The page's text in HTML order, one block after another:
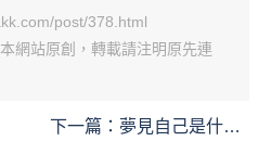
post/378.html
網站原創，轉載請注明原先連
下一篇： 夢見自己是什麼